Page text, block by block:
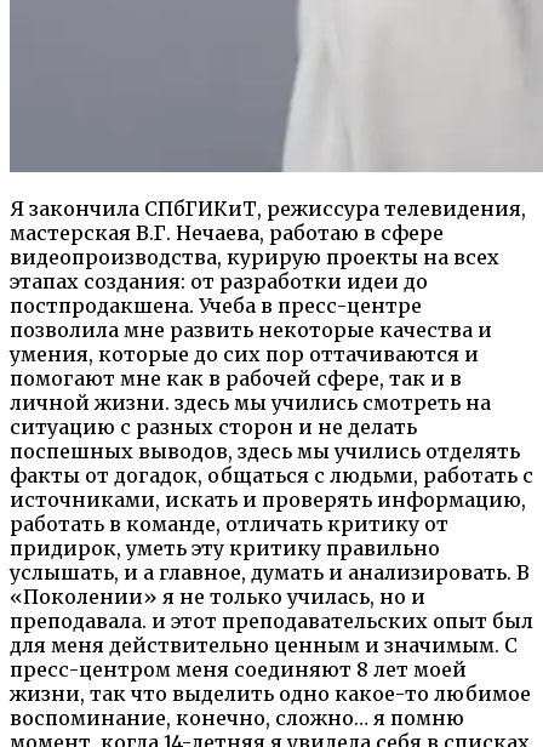
Я закончила СПбГИКиТ, режиссура телевидения,
мастерская В.Г. Нечаева, работаю в сфере
видеопроизводства, курирую проекты на всех
этапах создания: от разработки идеи до
постпродакшена. Учеба в пресс-центре
позволила мне развить некоторые качества и
умения, которые до сих пор оттачиваются и
помогают мне как в рабочей сфере, так и в
личной жизни. здесь мы учились смотреть на
ситуацию с разных сторон и не делать
поспешных выводов, здесь мы учились отделять
факты от догадок, общаться с людьми, работать с
источниками, искать и проверять информацию,
работать в команде, отличать критику от
придирок, уметь эту критику правильно
услышать, и а главное, думать и анализировать. В
«Поколении» я не только училась, но и
преподавала. и этот преподавательских опыт был
для меня действительно ценным и значимым. С
пресс-центром меня соединяют 8 лет моей
жизни, так что выделить одно какое-то любимое
воспоминание, конечно, сложно… я помню
момент, когда 14-летняя я увидела себя в списках